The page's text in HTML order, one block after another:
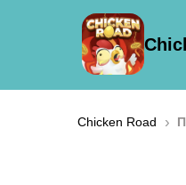
Chicken Road ›